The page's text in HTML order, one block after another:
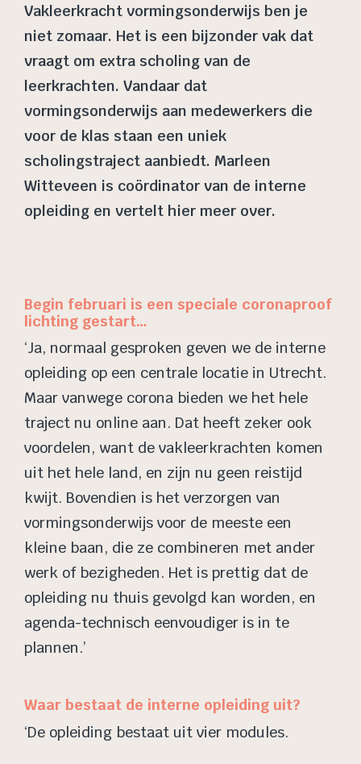
Vakleerkracht vormingsonderwijs ben je
niet zomaar. Het is een bijzonder vak dat
vraagt om extra scholing van de
leerkrachten. Vandaar dat
vormingsonderwijs aan medewerkers die
voor de klas staan een uniek
scholingstraject aanbiedt. Marleen
Witteveen is coördinator van de interne
opleiding en vertelt hier meer over.
Begin februari is een speciale coronaproof
lichting gestart…
‘Ja, normaal gesproken geven we de interne
opleiding op een centrale locatie in Utrecht.
Maar vanwege corona bieden we het hele
traject nu online aan. Dat heeft zeker ook
voordelen, want de vakleerkrachten komen
uit het hele land, en zijn nu geen reistijd
kwijt. Bovendien is het verzorgen van
vormingsonderwijs voor de meeste een
kleine baan, die ze combineren met ander
werk of bezigheden. Het is prettig dat de
opleiding nu thuis gevolgd kan worden, en
agenda-technisch eenvoudiger is in te
plannen.’
Waar bestaat de interne opleiding uit?
‘De opleiding bestaat uit vier modules.